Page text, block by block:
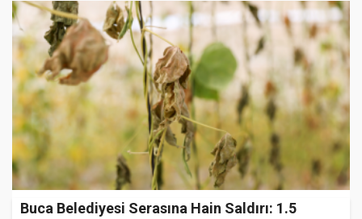
Buca Belediyesi Serasına Hain Saldırı: 1.5